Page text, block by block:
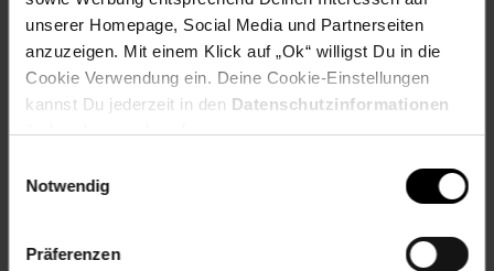
unserer Homepage, Social Media und Partnerseiten
anzuzeigen. Mit einem Klick auf „Ok“ willigst Du in die
Cookie Verwendung ein. Deine Cookie-Einstellungen
kannst Du jederzeit in den Datenschutzinformationen
ändern bzw. widerrufen.
Notwendig
Präferenzen
Tiefe (cm): 46 cm
Zielgruppe: Mini (2-6 Jahre)
Artikelnummer: 2578087000
EAN: 4251312979157
Artikel gehört zur Kategorie:Kindersitzmöbel